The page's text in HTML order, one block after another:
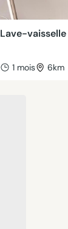
Lave-
1 mois 6km